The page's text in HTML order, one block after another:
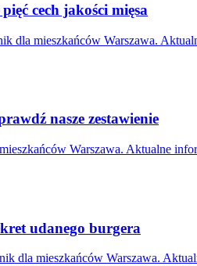
cech jakości mięsa
dla mieszkańców Warszawa.
nasze zestawienie
Warszawa. Aktualne
udanego burgera
dla mieszkańców Warszawa.